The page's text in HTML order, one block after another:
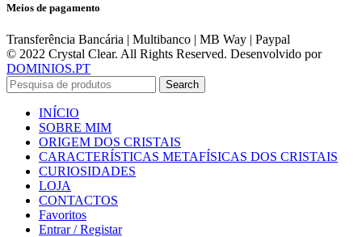
Meios de pagamento
Transferência Bancária | Multibanco | MB Way | Paypal
© 2022 Crystal Clear. All Rights Reserved. Desenvolvido por
DOMINIOS.PT
Search
INÍCIO
SOBRE MIM
ORIGEM DOS CRISTAIS
CARACTERÍSTICAS METAFÍSICAS DOS CRISTAIS
CURIOSIDADES
LOJA
CONTACTOS
Favoritos
Entrar / Registar